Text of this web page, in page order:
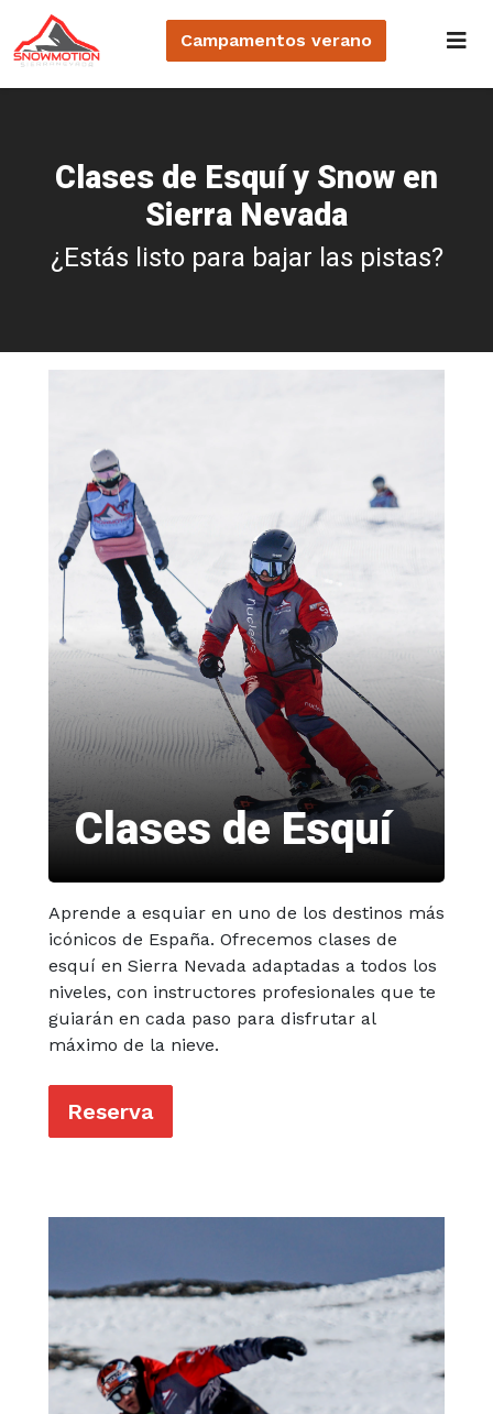
Campamentos verano
Clases de Esquí y Snow en
Sierra Nevada
¿Estás listo para bajar las pistas?
Clases de Esquí
Aprende a esquiar en uno de los destinos más
icónicos de España. Ofrecemos clases de
esquí en Sierra Nevada adaptadas a todos los
niveles, con instructores profesionales que te
guiarán en cada paso para disfrutar al
máximo de la nieve.
Reserva